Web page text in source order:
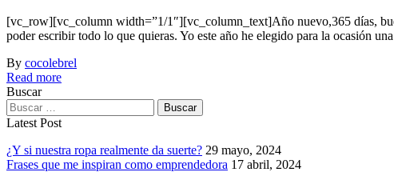
[vc_row][vc_column width=”1/1″][vc_column_text]Año nuevo,365 días,
poder escribir todo lo que quieras. Yo este año he elegido para la ocasión
By cocolebrel
Read more
Buscar
Latest Post
¿Y si nuestra ropa realmente da suerte? 29 mayo, 2024
Frases que me inspiran como emprendedora 17 abril, 2024